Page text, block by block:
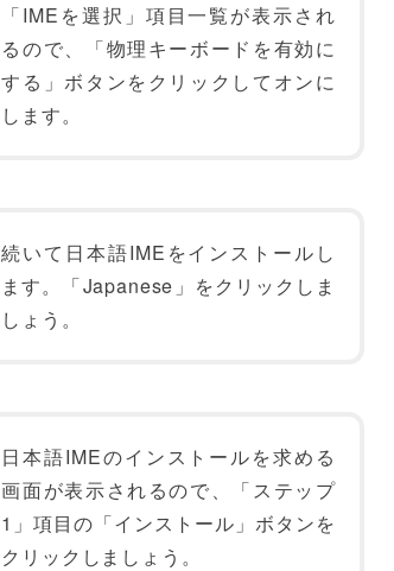
「IMEを選択」項目一覧が表示され
るので、「物理キーボードを有効に
する」ボタンをクリックしてオンに
します。
続いて日本語IMEをインストールし
ます。「Japanese」をクリックしま
しょう。
日本語IMEのインストールを求める
画面が表示されるので、「ステップ
1」項目の「インストール」ボタンを
クリックしましょう。